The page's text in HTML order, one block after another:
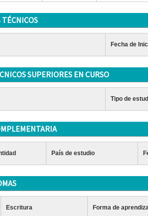
TÉCNICOS
Fecha de
SUPERIORES EN CURSO
Tipo de
País de estudio
Escritura Forma de